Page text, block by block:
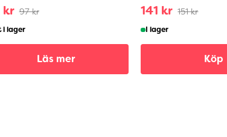
kr 97 kr
i lager
Läs mer
141 kr 151 kr
I lager
Köp